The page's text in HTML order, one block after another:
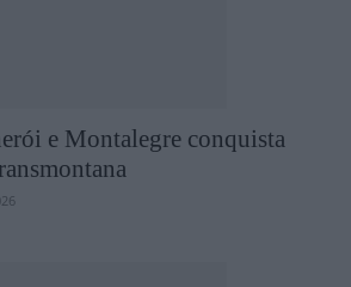
e Montalegre conquista